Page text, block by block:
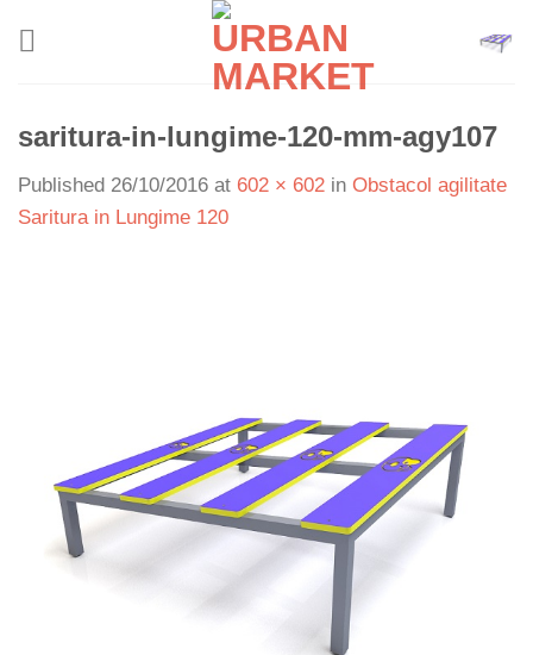
saritura-in-lungime-120-mm-agy107
Published 26/10/2016 at 602 × 602 in Obstacol agilitate
Saritura in Lungime 120